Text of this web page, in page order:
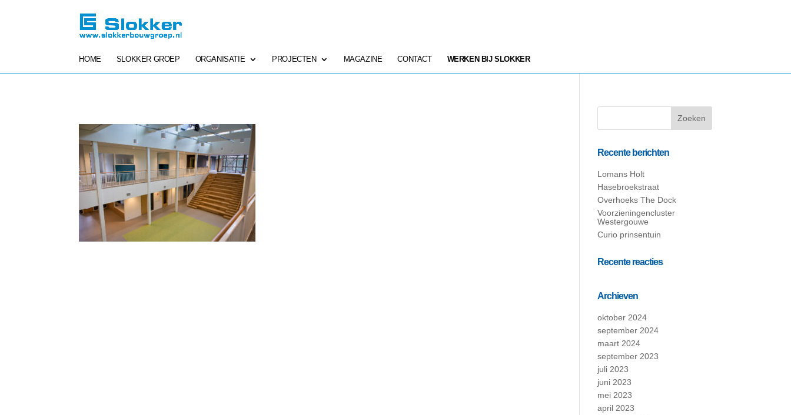
HOME SLOKKER GROEP ORGANISATIE PROJECTEN MAGAZINE CONTACT WERKEN BIJ SLOKKER
Recente berichten
Lomans Holt
Hasebroekstraat
Overhoeks The Dock
Voorzieningencluster
Westergouwe
Curio prinsentuin
Recente reacties
Archieven
oktober 2024
september 2024
maart 2024
september 2023
juli 2023
juni 2023
mei 2023
april 2023